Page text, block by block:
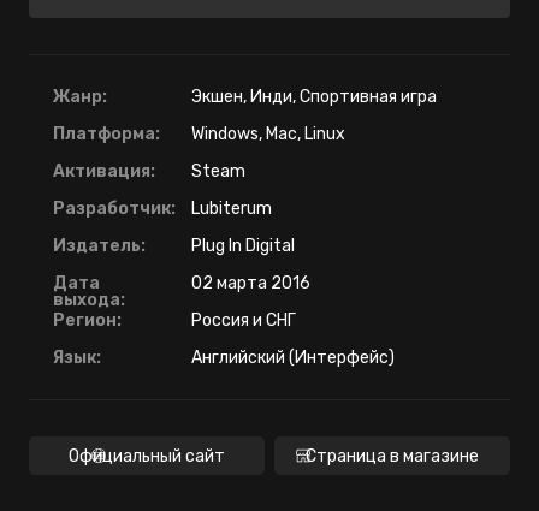
Жанр:
Экшен, Инди, Спортивная игра
Платформа:
Windows, Mac, Linux
Активация:
Steam
Разработчик:
Lubiterum
Издатель:
Plug In Digital
Дата
выхода:
02 марта 2016
Регион:
Россия и СНГ
Язык:
Английский (Интерфейс)
Официальный сайт Страница в магазине